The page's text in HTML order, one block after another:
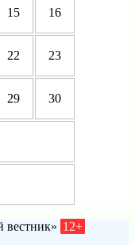
15 16
22 23
29 30
вестник» 12+